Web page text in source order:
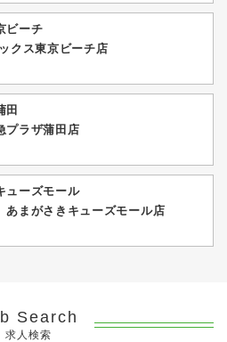
ビーチ
ス東京ビーチ店
田
ラザ蒲田店
ューズモール
まがさきキューズモール店
Search
求人検索